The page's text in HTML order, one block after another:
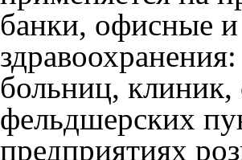
банки, офисные
больниц, клиник,
фельдшерских
предприятиях